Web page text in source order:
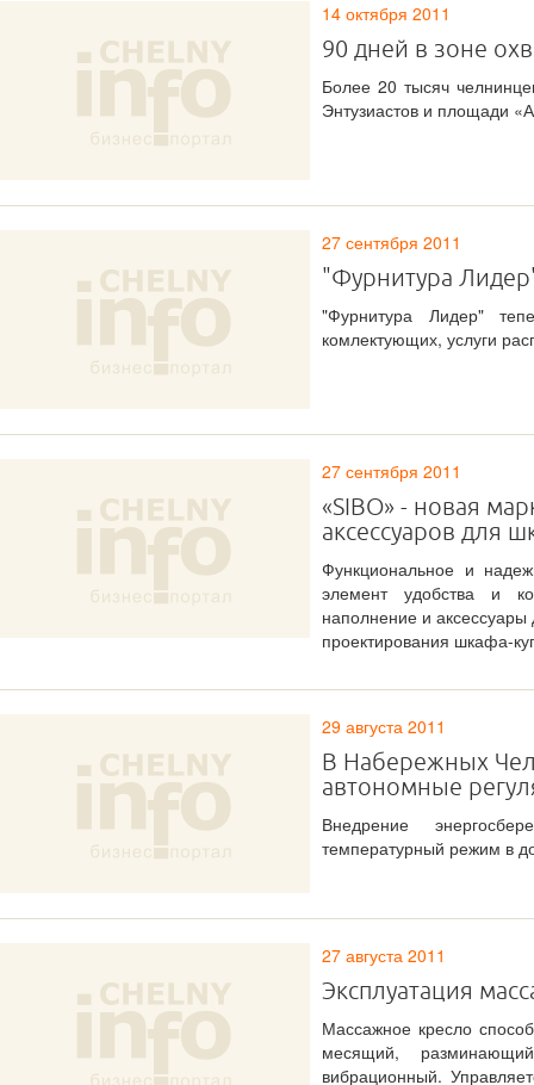
14 октября 2011
90 дней в зоне
Более 20 тысяч
Энтузиастов и площади
27 сентября 2011
"Фурнитура
"Фурнитура Лидер"
комлектующих, услуги
27 сентября 2011
«SIBO» - новая
аксессуаров для
Функциональное и
элемент удобства и
наполнение и
проектирования шкафа-
29 августа 2011
В Набережных
автономные
Внедрение
температурный режим в
27 августа 2011
Эксплуатация
Массажное кресло
месящий,
вибрационный.